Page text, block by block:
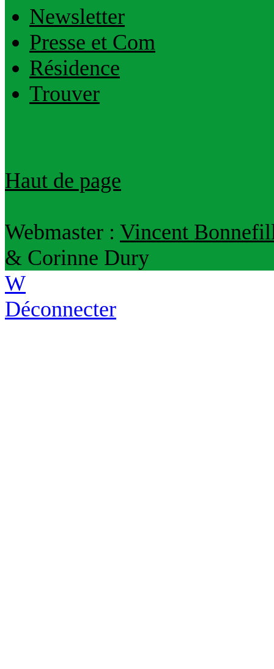
Newsletter
Presse et Com
Résidence
Trouver
Haut de page
Webmaster : Vincent
& Corinne Dury
W
Déconnecter